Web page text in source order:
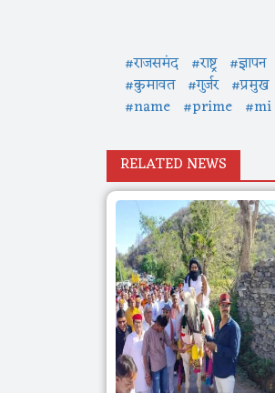
#राजसमंद #राष्ट्र #ज्ञापन
#कुमावत #गुर्जर #प्रमुख
#name #prime #mi
RELATED NEWS